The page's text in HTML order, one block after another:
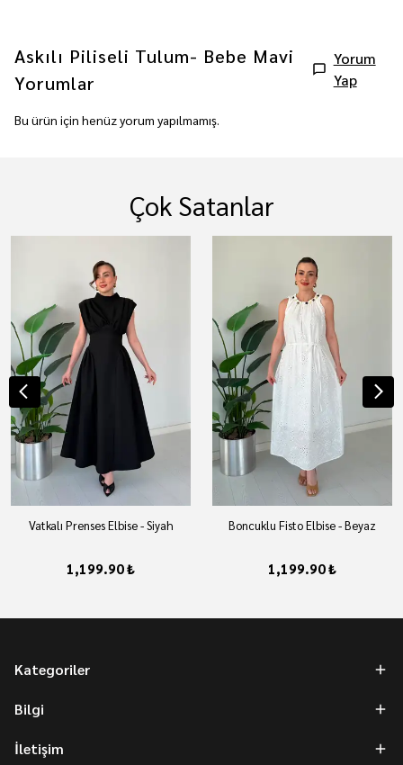
Askılı Piliseli Tulum- Bebe Mavi
Yorumlar
Yorum
Yap
Bu ürün için henüz yorum yapılmamış.
Çok Satanlar
Vatkalı Prenses Elbise - Siyah
1,199.90 ₺
Boncuklu Fisto Elbise - Beyaz
1,199.90 ₺
Kategoriler
Bilgi
İletişim